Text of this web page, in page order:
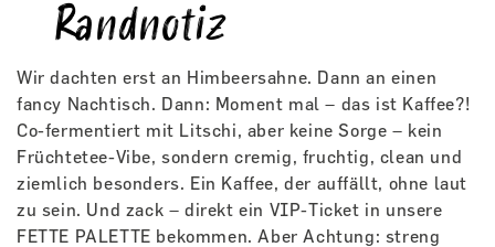
Randnotiz
Wir dachten erst an Himbeersahne. Dann an einen
fancy Nachtisch. Dann: Moment mal – das ist Kaffee?!
Co-fermentiert mit Litschi, aber keine Sorge – kein
Früchtetee-Vibe, sondern cremig, fruchtig, clean und
ziemlich besonders. Ein Kaffee, der auffällt, ohne laut
zu sein. Und zack – direkt ein VIP-Ticket in unsere
FETTE PALETTE bekommen. Aber Achtung: streng